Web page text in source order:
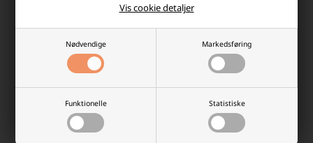
Nødvendige Markedsføring
Funktionelle Statistiske
Vis cookie detaljer
Dag-til-dag levering
Pakker bestilt man-tor
inden kl.15.30 og fre
kl.14.00 sendes samme dag.
info@batterilageret.dk
Kontakt os via e-mail, og vi
besvarer så hurtig vi kan.